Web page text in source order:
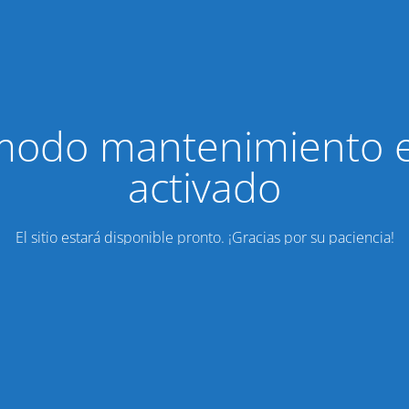
mantenimiento
activado
El sitio estará disponible pronto. ¡Gracias por su paciencia!